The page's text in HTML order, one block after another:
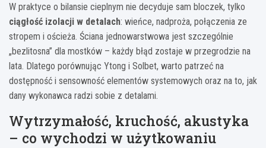
W praktyce o bilansie cieplnym nie decyduje sam bloczek, tylko
ciągłość izolacji w detalach: wieńce, nadproża, połączenia ze
stropem i ościeża. Ściana jednowarstwowa jest szczególnie
„bezlitosna” dla mostków – każdy błąd zostaje w przegrodzie na
lata. Dlatego porównując Ytong i Solbet, warto patrzeć na
dostępność i sensowność elementów systemowych oraz na to, jak
dany wykonawca radzi sobie z detalami.
Wytrzymałość, kruchość, akustyka
– co wychodzi w użytkowaniu